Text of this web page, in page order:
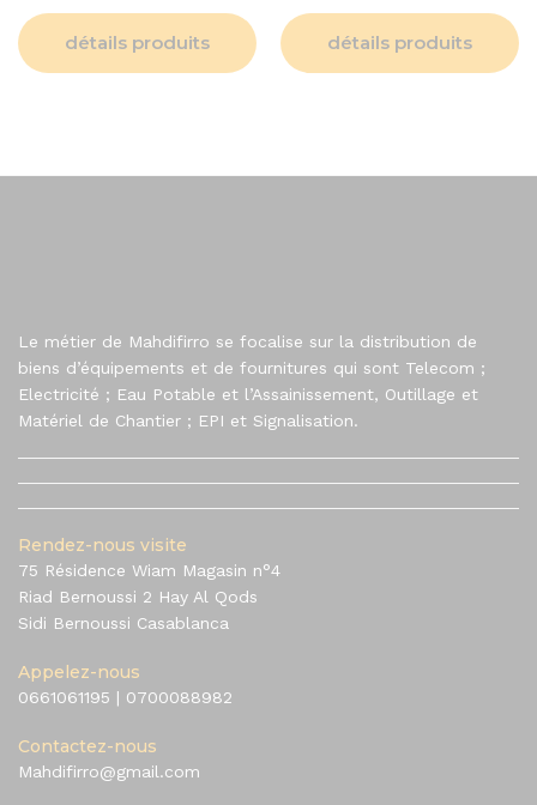
détails produits détails produits
Le métier de Mahdifirro se focalise sur la distribution de
biens d’équipements et de fournitures qui sont Telecom ;
Electricité ; Eau Potable et l’Assainissement, Outillage et
Matériel de Chantier ; EPI et Signalisation.
Rendez-nous visite
75 Résidence Wiam Magasin n°4
Riad Bernoussi 2 Hay Al Qods
Sidi Bernoussi Casablanca
Appelez-nous
0661061195 | 0700088982
Contactez-nous
Mahdifirro@gmail.com